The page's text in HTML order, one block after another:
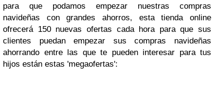
para que podamos empezar nuestras compras
navideñas con grandes ahorros, esta tienda online
ofrecerá 150 nuevas ofertas cada hora para que sus
clientes puedan empezar sus compras navideñas
ahorrando entre las que te pueden interesar para tus
hijos están estas 'megaofertas':